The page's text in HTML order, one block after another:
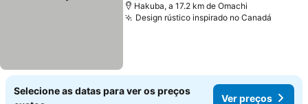
Hakuba, a 17.2 km de Omachi
Design rústico inspirado no Canadá
Selecione as datas para ver os preços
Ver preços